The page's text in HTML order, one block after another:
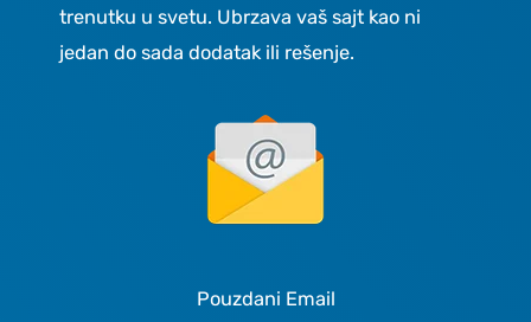
trenutku u svetu. Ubrzava vaš sajt kao ni
jedan do sada dodatak ili rešenje.
Pouzdani Email